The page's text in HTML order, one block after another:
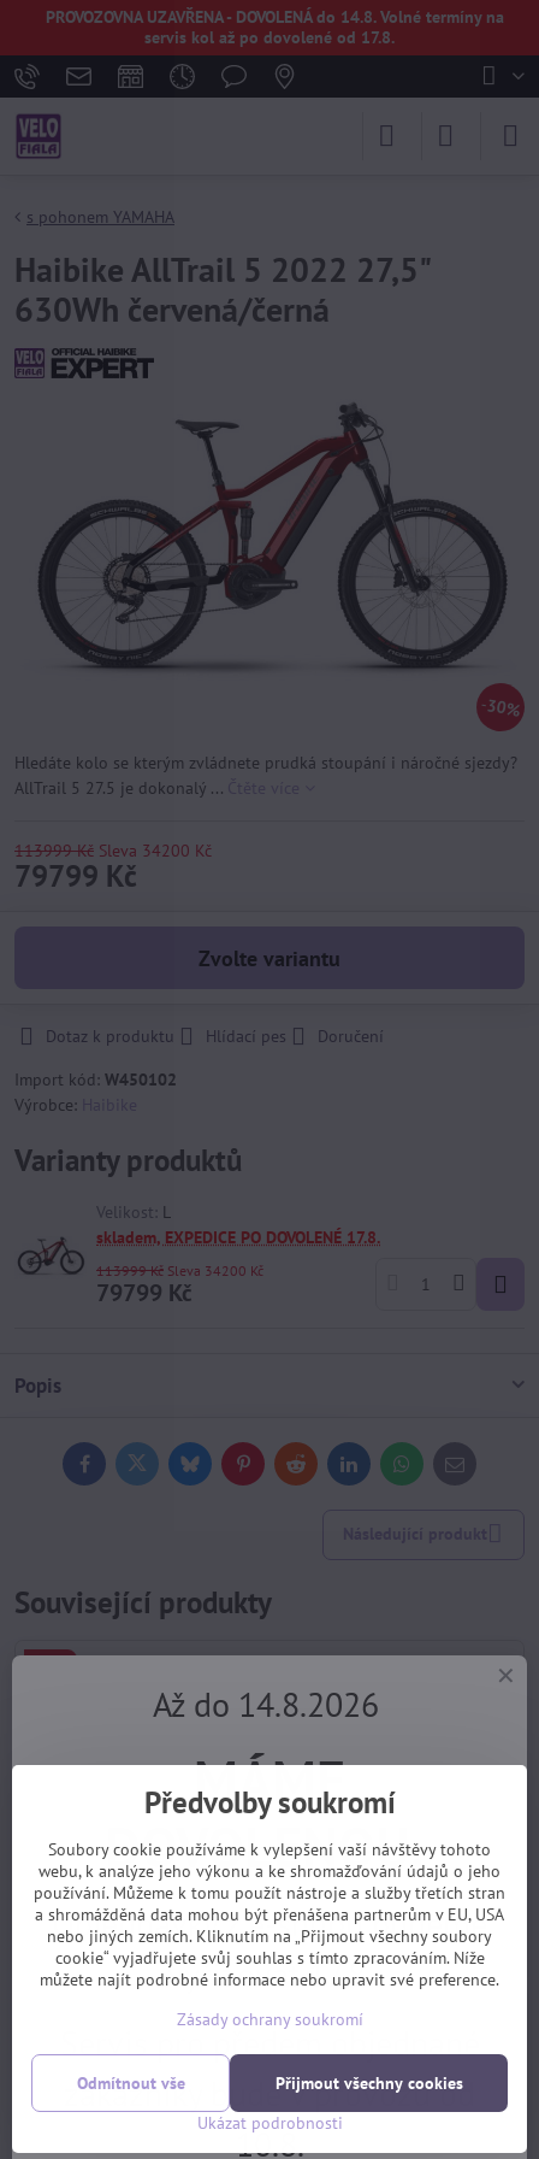
PROVOZOVNA UZAVŘENA - DOVOLENÁ do 14.8. Volné termíny na
servis kol až po dovolené od 17.8.
30%
s pohonem YAMAHA
Haibike AllTrail 5 2022 27,5"
630Wh červená/černá
Hledáte kolo se kterým zvládnete prudká stoupání i náročné sjezdy?
AllTrail 5 27.5 je dokonalý ...
113999 Kč Sleva 34200 Kč
79799 Kč
Zvolte variantu
Dotaz k produktu Hlídací pes
Doručení
Import kód: W450102
Výrobce:
Varianty produktů
Velikost: L
skladem, EXPEDICE PO DOVOLENÉ 17.8.
113999 Kč Sleva 34200 Kč
79799 Kč
Popis
FacebookTwitterBlueskyPinterestReddit LinkedInWhatsApp
E-
mail
Související produkty
adaptér Fidlock láhve (Haibike ModularRail systém)
-27%
Magnetický adaptér Fidlock-MRS určený pro upevnění na rám elektrokola
Haibike, umožňuje snadné ...
Dostupnost: skladem, EXPEDICE PO DOVOLENÉ 17.8.
390 Kč
540 Kč Sleva 150 Kč
Koupit
Předvolby soukromí
Soubory cookie používáme k vylepšení vaší návštěvy tohoto
webu, k analýze jeho výkonu a ke shromažďování údajů o jeho
používání. Můžeme k tomu použít nástroje a služby třetích stran
a shromážděná data mohou být přenášena partnerům v EU, USA
nebo jiných zemích. Kliknutím na „Přijmout všechny soubory
cookie“ vyjadřujete svůj souhlas s tímto zpracováním. Níže
můžete najít podrobné informace nebo upravit své preference.
Zásady ochrany soukromí
Ukázat podrobnosti
Přijmout všechny cookies
Odmítnout vše
Až do 14.8.2026
MÁME
DOVOLENOU.
Objednávky z e-shopu budeme
vyřizovat 17.8.
Servis pro předem objednané
zákazníky bude v provozu od
10.8.